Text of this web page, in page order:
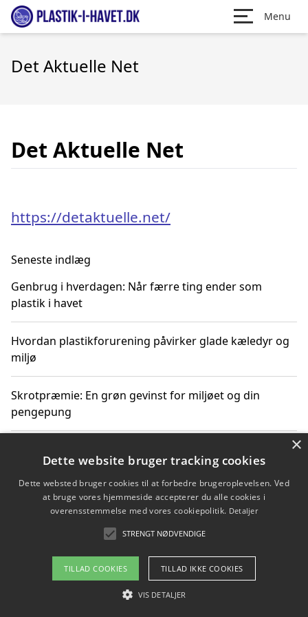
Menu
Det Aktuelle Net
Det Aktuelle Net
https://detaktuelle.net/
Seneste indlæg
Genbrug i hverdagen: Når færre ting ender som
plastik i havet
Hvordan plastikforurening påvirker glade kæledyr og
miljø
Skrotpræmie: En grøn gevinst for miljøet og din
pengepung
Hvordan blåfade med rist kan hjælpe med at reducere
plastik i havet
Spil kasinospil på et troværdigt online casino: Din
guide til sikker og sjov underholdning
Copyright 2026 - Pilanto Aps
Om / kontakt
×
Dette website bruger tracking cookies
Dette websted bruger cookies til at forbedre brugeroplevelsen. Ved
at bruge vores hjemmeside accepterer du alle cookies i
overensstemmelse med vores cookiepolitik. Detaljer
STRENGT NØDVENDIGE
TILLAD COOKIES TILLAD IKKE COOKIES
VIS DETALJER